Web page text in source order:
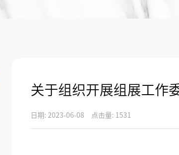
关于组织开展组展工作
日期: 2023-06-08 点击量: 1531